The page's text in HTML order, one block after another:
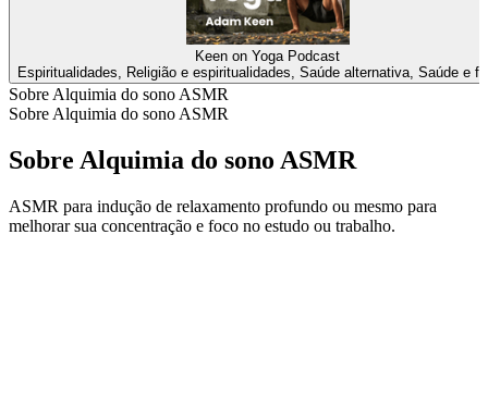
Keen on Yoga Podcast
Espiritualidades, Religião e espiritualidades, Saúde alternativa, Saúde e
Sobre Alquimia do sono ASMR
Sobre Alquimia do sono ASMR
Sobre Alquimia do sono ASMR
ASMR para indução de relaxamento profundo ou mesmo para
melhorar sua concentração e foco no estudo ou trabalho.